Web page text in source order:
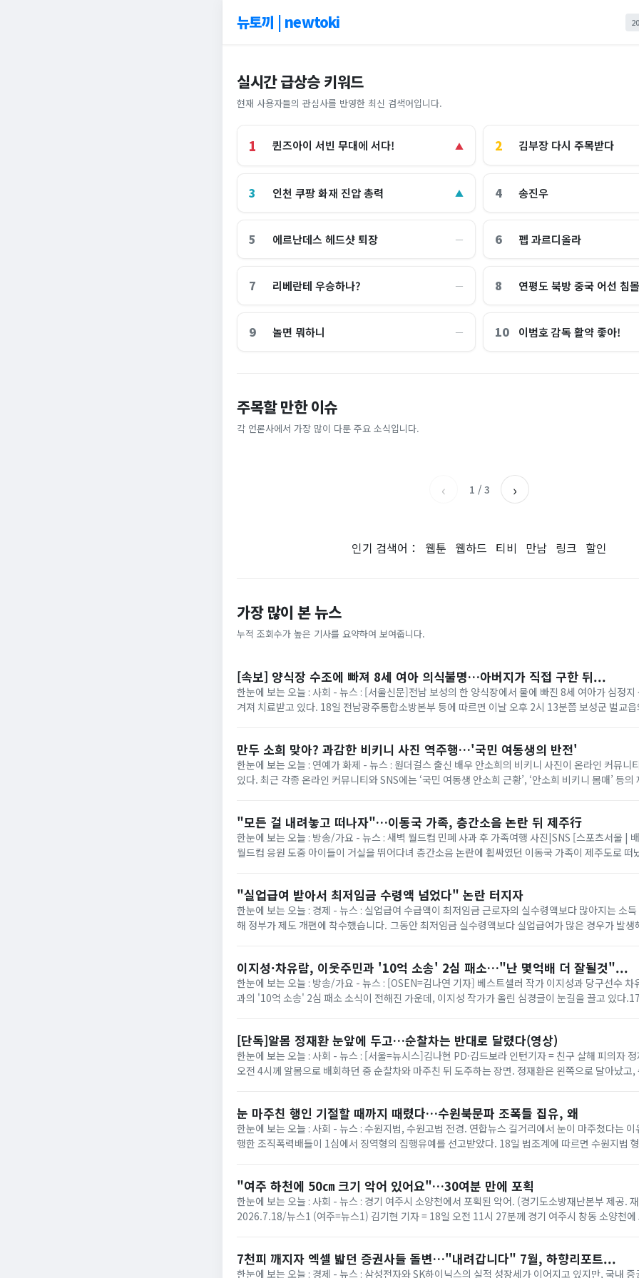
뉴토끼 | newtoki
실시간 급상승 키워드
현재 사용자들의 관심사를 반영한 최신 검색어입니다.
1 퀸즈아이 서빈 무대에 서다! ▲ 2 김부장 다시 주목받다
3 인천 쿠팡 화재 진압 총력 ▲ 4 송진우
5 에르난데스 헤드샷 퇴장 ― 6 펩 과르디올라
7 리베란테 우승하나? ― 8 연평도 북방 중국 어선 침몰
9 놀면 뭐하니 ― 10 이범호 감독 활약 좋아!
주목할 만한 이슈
각 언론사에서 가장 많이 다룬 주요 소식입니다.
홈플러스, 2000억원으로 '시간'을 샀다
비즈워치
[날씨] 오늘 밤 또 내린다...내륙 중심 최대 150mm
‹ 1 / 3 ›
인기 검색어： 웹툰 웹하드 티비 만남 링크 할인
가장 많이 본 뉴스
누적 조회수가 높은 기사를 요약하여 보여줍니다.
[속보] 양식장 수조에 빠져 8세 여아 의식불명…아버지가 직접 구한 뒤...
한눈에 보는 오늘 : 사회 - 뉴스 : [서울신문]전남 보성의 한 양식장에서 물에 빠진 8세 여아가 심정지
겨져 치료받고 있다. 18일 전남광주통합소방본부 등에 따르면 이날 오후 2시 13분쯤 보성군 벌교
만두 소희 맞아? 과감한 비키니 사진 역주행…'국민 여동생의 반전'
한눈에 보는 오늘 : 연예가 화제 - 뉴스 : 원더걸스 출신 배우 안소희의 비키니 사진이 온라인 커뮤니
있다. 최근 각종 온라인 커뮤니티와 SNS에는 ‘국민 여동생 안소희 근황’, ‘안소희 비키니 몸매’ 등
"모든 걸 내려놓고 떠나자"…이동국 가족, 층간소음 논란 뒤 제주行
한눈에 보는 오늘 : 방송/가요 - 뉴스 : 새벽 월드컵 민폐 사과 후 가족여행 사진|SNS [스포츠서울 |
월드컵 응원 도중 아이들이 거실을 뛰어다녀 층간소음 논란에 휩싸였던 이동국 가족이 제주도로 떠
"실업급여 받아서 최저임금 수령액 넘었다" 논란 터지자
한눈에 보는 오늘 : 경제 - 뉴스 : 실업급여 수급액이 최저임금 근로자의 실수령액보다 많아지는 소
해 정부가 제도 개편에 착수했습니다. 그동안 최저임금 실수령액보다 실업급여가 많은 경우가 발생해 "실업급여가 근로
이지성·차유람, 이웃주민과 '10억 소송' 2심 패소…"난 몇억배 더 잘될것"...
한눈에 보는 오늘 : 방송/가요 - 뉴스 : [OSEN=김나연 기자] 베스트셀러 작가 이지성과 당구선수 차
과의 '10억 소송' 2심 패소 소식이 전해진 가운데, 이지성 작가가 올린 심경글이 눈길을 끌고 있다
[단독]알몸 정재환 눈앞에 두고…순찰차는 반대로 달렸다(영상)
한눈에 보는 오늘 : 사회 - 뉴스 : [서울=뉴시스]김나현 PD·김드보라 인턴기자 = 친구 살해 피의자
오전 4시께 알몸으로 배회하던 중 순찰차와 마주친 뒤 도주하는 장면. 정재환은 왼쪽으로 달아났고
눈 마주친 행인 기절할 때까지 때렸다…수원북문파 조폭들 집유, 왜
한눈에 보는 오늘 : 사회 - 뉴스 : 수원지법, 수원고법 전경. 연합뉴스 길거리에서 눈이 마주쳤다는
행한 조직폭력배들이 1심에서 징역형의 집행유예를 선고받았다. 18일 법조계에 따르면 수원지법
"여주 하천에 50㎝ 크기 악어 있어요"…30여분 만에 포획
한눈에 보는 오늘 : 사회 - 뉴스 : 경기 여주시 소양천에서 포획된 악어. (경기도소방재난본부 제공.
2026.7.18/뉴스1 (여주=뉴스1) 김기현 기자 = 18일 오전 11시 27분께 경기 여주시 창동 소양천에
7천피 깨지자 엑셀 밟던 증권사들 돌변…"내려갑니다" 7월, 하향리포트...
한눈에 보는 오늘 : 경제 - 뉴스 : 삼성전자와 SK하이닉스의 실적 성장세가 이어지고 있지만, 국내